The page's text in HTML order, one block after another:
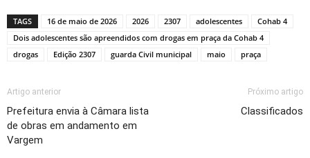
TAGS 16 de maio de 2026 2026 2307 adolescentes
Cohab 4
Dois adolescentes são apreendidos com drogas em praça da Cohab 4
drogas
Edição 2307 guarda Civil municipal maio praça
Artigo anterior
Prefeitura envia à Câmara lista
de obras em andamento em
Vargem
Próximo artigo
Classificados